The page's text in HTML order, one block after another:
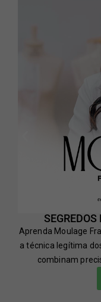
Aprenda Moulage
a técnica legítima
combinam